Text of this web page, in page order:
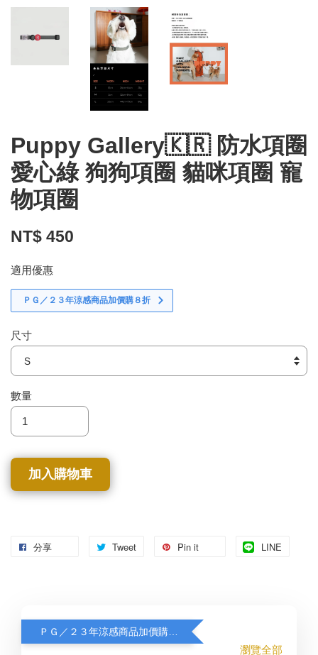
Puppy Gallery🇰🇷 防水項圈
愛心綠 狗狗項圈 貓咪項圈 寵
物項圈
NT$ 450
適用優惠
ＰＧ／２３年涼感商品加價購８折
尺寸
數量
加入購物車
分享 Tweet Pin it LINE
瀏覽全部